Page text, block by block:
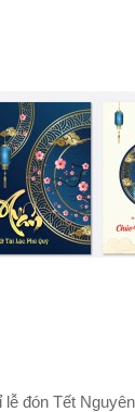
lễ đón Tết